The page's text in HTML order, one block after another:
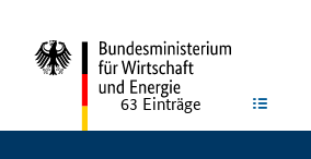
63 Einträge